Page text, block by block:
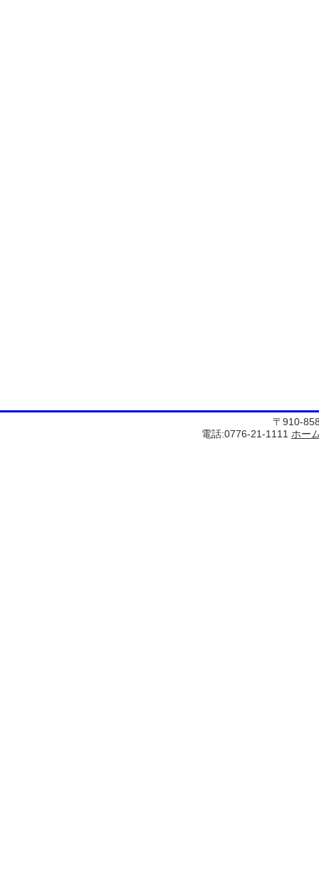
〒910-
電話:0776-21-1111 ホー